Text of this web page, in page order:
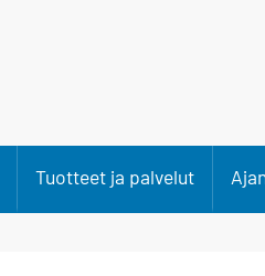
Tuotteet ja palvelut